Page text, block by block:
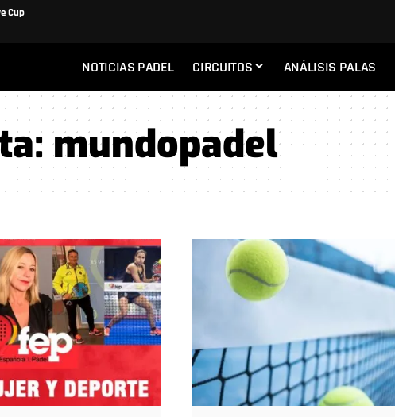
Cup
NOTICIAS PADEL CIRCUITOS ANÁLISIS PALAS
mundopadel